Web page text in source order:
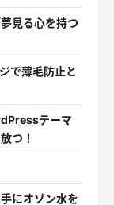
見る心を持つ
で薄毛防止と
テーマ
放つ！
にオゾン水を